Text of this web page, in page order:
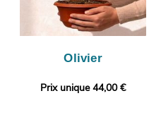
Olivier
Prix unique 44,00 €